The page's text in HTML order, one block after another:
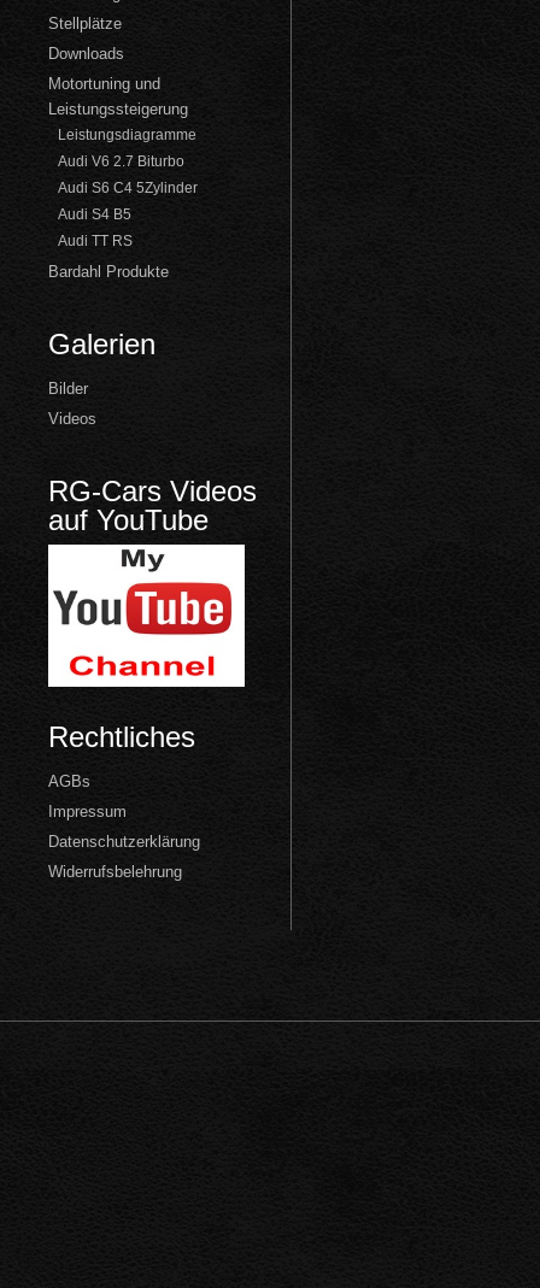
Stellplätze
Downloads
Motortuning und
Leistungssteigerung
Leistungsdiagramme
Audi V6 2.7 Biturbo
Audi S6 C4 5Zylinder
Audi S4 B5
Audi TT RS
Bardahl Produkte
Galerien
Bilder
Videos
RG-Cars Videos
auf YouTube
Rechtliches
AGBs
Impressum
Datenschutzerklärung
Widerrufsbelehrung